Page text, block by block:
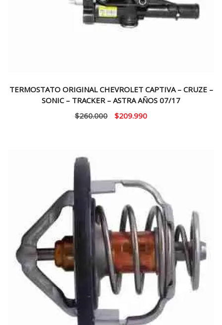
TERMOSTATO ORIGINAL CHEVROLET CAPTIVA – CRUZE –
SONIC – TRACKER – ASTRA AÑOS 07/17
$260.000
El
$209.990El